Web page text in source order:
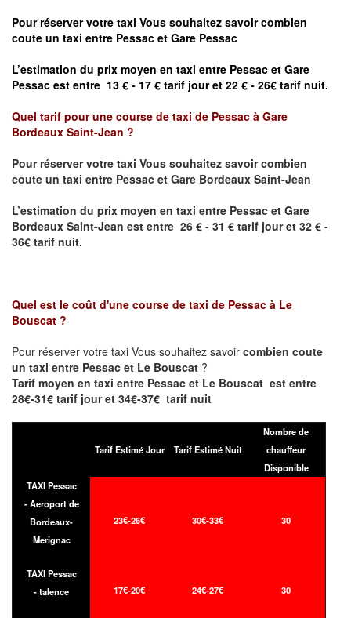
Pour réserver votre taxi Vous souhaitez savoircombien
coute un taxi entre Pessac et Gare Pessac
L’estimation du prix moyen en taxi entre Pessac et Gare
Pessac est entre 13 € - 17 € tarif jour et 22 € - 26€ tarif nuit.
Quel tarif pour une course de taxi de Pessac à Gare
Bordeaux Saint-Jean ?
Pour réserver votre taxi Vous souhaitez savoircombien
coute un taxi entre Pessac et Gare Bordeaux Saint-Jean
L’estimation du prix moyen en taxi entre Pessac et Gare
Bordeaux Saint-Jean est entre 26 € - 31 € tarif jour et 32 € -
36€ tarif nuit.
Quel est le coût d'une course de taxi de Pessac à Le
Bouscat ?
Pour réserver votre taxi Vous souhaitez savoir combien coute
un taxi entre Pessac et Le Bouscat ?
Tarif moyen en taxi entre Pessac et Le Bouscat est entre
28€-31€ tarif jour et 34€-37€ tarif nuit
Tarif Estimé Jour Tarif Estimé Nuit
Nombre de
chauffeur
Disponible
TAXI Pessac
- Aeroport de
Bordeaux-
Merignac
23€-26€ 30€-33€ 30
TAXI Pessac
- talence
17€-20€ 24€-27€ 30